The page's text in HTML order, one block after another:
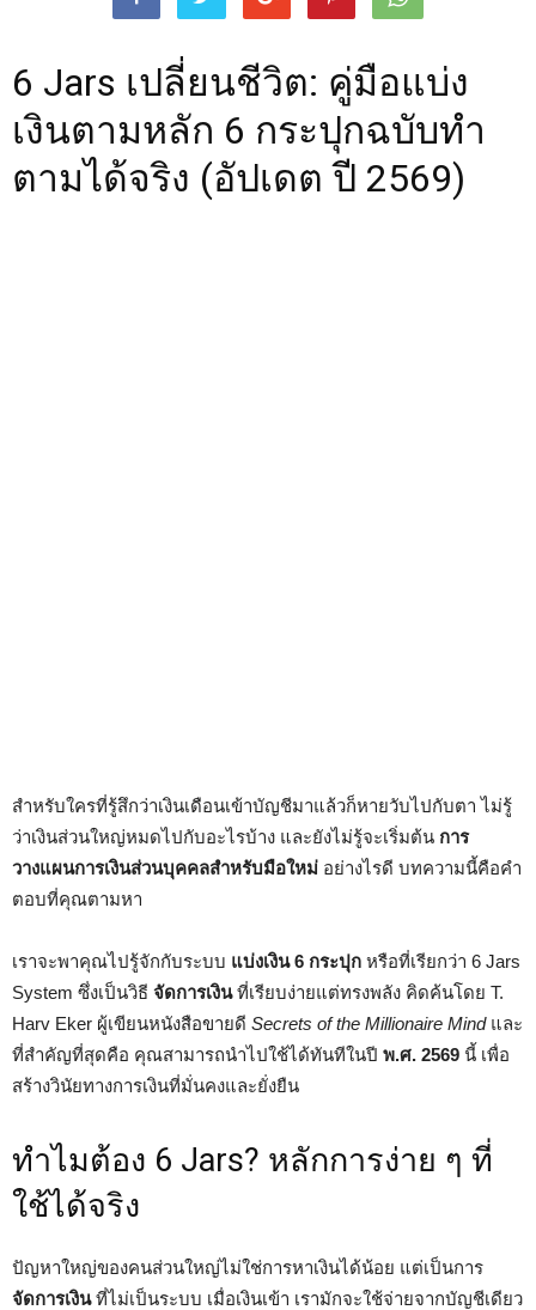
6 Jars เปลี่ยนชีวิต: คู่มือแบ่ง
เงินตามหลัก 6 กระปุกฉบับทำ
ตามได้จริง (อัปเดต ปี 2569)
สำหรับใครที่รู้สึกว่าเงินเดือนเข้าบัญชีมาแล้วก็หายวับไปกับตา ไม่รู้
ว่าเงินส่วนใหญ่หมดไปกับอะไรบ้าง และยังไม่รู้จะเริ่มต้น การ
วางแผนการเงินส่วนบุคคลสำหรับมือใหม่ อย่างไรดี บทความนี้คือคำ
ตอบที่คุณตามหา
เราจะพาคุณไปรู้จักกับระบบ แบ่งเงิน 6 กระปุก หรือที่เรียกว่า 6 Jars
System ซึ่งเป็นวิธี จัดการเงินที่เรียบง่ายแต่ทรงพลัง คิดค้นโดย T.
Harv Eker ผู้เขียนหนังสือขายดี Secrets of the Millionaire Mindและ
ที่สำคัญที่สุดคือ คุณสามารถนำไปใช้ได้ทันทีในปี พ.ศ. 2569 นี้ เพื่อ
สร้างวินัยทางการเงินที่มั่นคงและยั่งยืน
ทำไมต้อง 6 Jars? หลักการง่าย ๆ ที่
ใช้ได้จริง
ปัญหาใหญ่ของคนส่วนใหญ่ไม่ใช่การหาเงินได้น้อย แต่เป็นการ
จัดการเงินที่ไม่เป็นระบบ เมื่อเงินเข้า เรามักจะใช้จ่ายจากบัญชีเดียว